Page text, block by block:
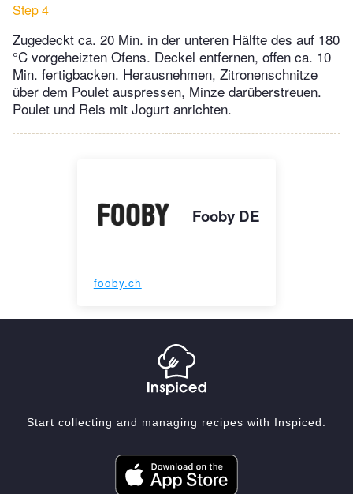
Step 4
Zugedeckt ca. 20 Min. in der unteren Hälfte des auf 180
°C vorgeheizten Ofens. Deckel entfernen, offen ca. 10
Min. fertigbacken. Herausnehmen, Zitronenschnitze
über dem Poulet auspressen, Minze darüberstreuen.
Poulet und Reis mit Jogurt anrichten.
Fooby DE
fooby.ch
Start collecting and managing recipes with Inspiced.